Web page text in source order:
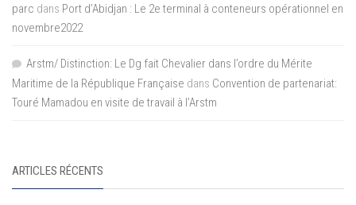
parc dans Port d’Abidjan : Le 2e terminal à conteneurs opérationnel en
novembre2022
Arstm/ Distinction: Le Dg fait Chevalier dans l’ordre du Mérite
Maritime de la République Française dans Convention de partenariat:
Touré Mamadou en visite de travail à l’Arstm
ARTICLES RÉCENTS